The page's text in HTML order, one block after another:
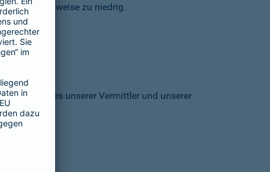
stellenweise zu niedrig.
Homepages unserer Vermittler und unserer